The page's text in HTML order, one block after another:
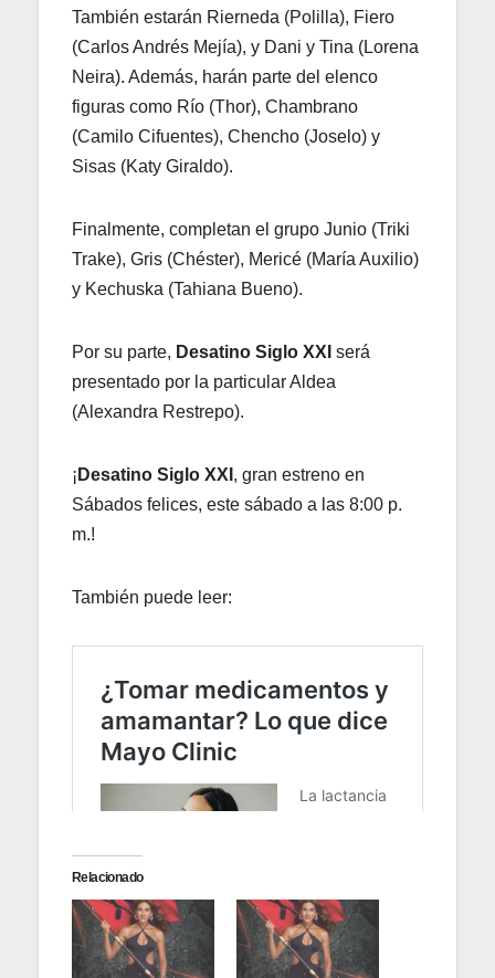
También estarán Rierneda (Polilla), Fiero
(Carlos Andrés Mejía), y Dani y Tina (Lorena
Neira). Además, harán parte del elenco
figuras como Río (Thor), Chambrano
(Camilo Cifuentes), Chencho (Joselo) y
Sisas (Katy Giraldo).
Finalmente, completan el grupo Junio (Triki
Trake), Gris (Chéster), Mericé (María Auxilio)
y Kechuska (Tahiana Bueno).
Por su parte, Desatino Siglo XXI será
presentado por la particular Aldea
(Alexandra Restrepo).
¡ Desatino Siglo XXI , gran estreno en
Sábados felices, este sábado a las 8:00 p.
m.!
También puede leer:
Relacionado